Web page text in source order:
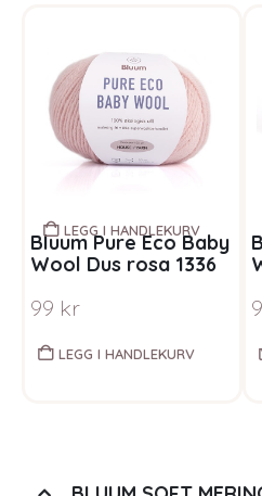
LEGG I HANDLEKURV
Bluum Pure Eco Baby
Wool Dus rosa 1336
99 kr
LEGG I HANDLEKURV